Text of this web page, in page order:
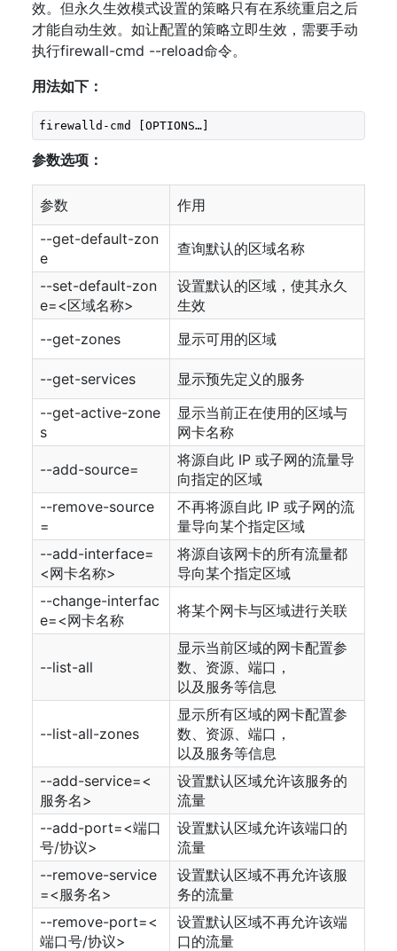
效。但永久生效模式设置的策略只有在系统重启之后
才能自动生效。如让配置的策略立即生效，需要手动
执行firewall-cmd --reload命令。
用法如下：
firewalld-cmd [OPTIONS…]
参数选项：
参数
作用
--get-default-zon
e
查询默认的区域名称
--set-default-zon
e=<区域名称>
设置默认的区域，使其永久
生效
--get-zones
显示可用的区域
--get-services
显示预先定义的服务
--get-active-zone
s
显示当前正在使用的区域与
网卡名称
--add-source=
将源自此 IP 或子网的流量导
向指定的区域
--remove-source
=
不再将源自此 IP 或子网的流
量导向某个指定区域
--add-interface=
<网卡名称>
将源自该网卡的所有流量都
导向某个指定区域
--change-interfac
e=<网卡名称
将某个网卡与区域进行关联
--list-all
显示当前区域的网卡配置参
数、资源、端口，
以及服务等信息
--list-all-zones
显示所有区域的网卡配置参
数、资源、端口，
以及服务等信息
--add-service=<
服务名>
设置默认区域允许该服务的
流量
--add-port=<端口
号/协议>
设置默认区域允许该端口的
流量
--remove-service
=<服务名>
设置默认区域不再允许该服
务的流量
--remove-port=<
端口号/协议>
设置默认区域不再允许该端
口的流量